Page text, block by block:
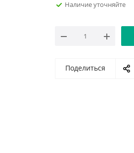
Наличие уточняйте
Поделиться